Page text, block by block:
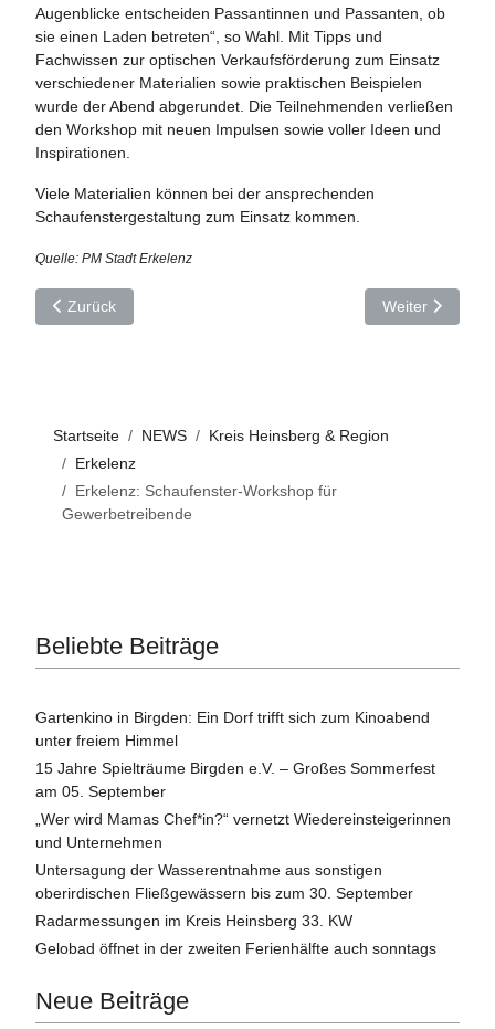
Augenblicke entscheiden Passantinnen und Passanten, ob
sie einen Laden betreten“, so Wahl. Mit Tipps und
Fachwissen zur optischen Verkaufsförderung zum Einsatz
verschiedener Materialien sowie praktischen Beispielen
wurde der Abend abgerundet. Die Teilnehmenden verließen
den Workshop mit neuen Impulsen sowie voller Ideen und
Inspirationen.
Viele Materialien können bei der ansprechenden
Schaufenstergestaltung zum Einsatz kommen.
Quelle: PM Stadt Erkelenz
Vorheriger Beitrag: Zeitreise durch West- und Ostdeutschland
Zurück Nächster
Weiter
Startseite NEWS
Kreis Heinsberg & Region
Erkelenz
Erkelenz: Schaufenster-Workshop für
Gewerbetreibende
Beliebte Beiträge
Gartenkino in Birgden: Ein Dorf trifft sich zum Kinoabend
unter freiem Himmel
15 Jahre Spielträume Birgden e.V. – Großes Sommerfest
am 05. September
„Wer wird Mamas Chef*in?“ vernetzt Wiedereinsteigerinnen
und Unternehmen
Untersagung der Wasserentnahme aus sonstigen
oberirdischen Fließgewässern bis zum 30. September
Radarmessungen im Kreis Heinsberg 33. KW
Gelobad öffnet in der zweiten Ferienhälfte auch sonntags
Neue Beiträge